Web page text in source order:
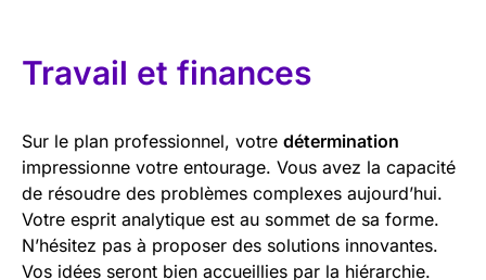
Travail et finances
Sur le plan professionnel, votre détermination
impressionne votre entourage. Vous avez la capacité
de résoudre des problèmes complexes aujourd’hui.
Votre esprit analytique est au sommet de sa forme.
N’hésitez pas à proposer des solutions innovantes.
Vos idées seront bien accueillies par la hiérarchie.